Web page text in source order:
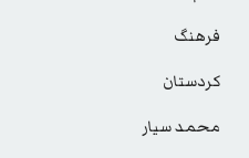
فرهنگ
کردستان
محمد سیار